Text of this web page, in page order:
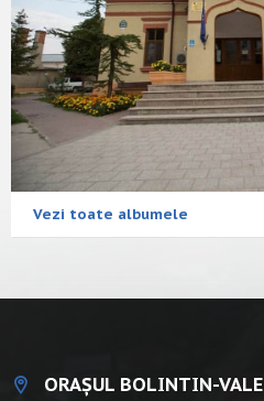
Vezi toate albumele
ORAȘUL BOLINTIN-VALE